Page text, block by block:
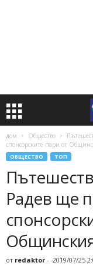
дом Общество
спонсорските пари от
ОБЩЕСТВО ТОП
Радев ще
от redaktor - 2019/07/25